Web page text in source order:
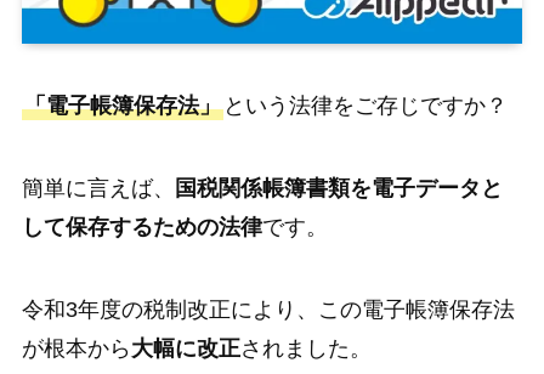
「電子帳簿保存法」という法律をご存じですか？
簡単に言えば、
国税関係帳簿書類を電子データと
して保存するための法律です。
令和3年度の税制改正により、この電子帳簿保存法
が根本から 大幅に改正されました。